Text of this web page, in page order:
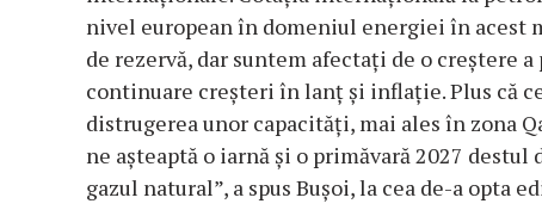
nivel european în domeniul energiei în acest
de rezervă, dar suntem afectaţi de o creştere
continuare creşteri în lanţ şi inflaţie. Plus că
distrugerea unor capacităţi, mai ales în zona
ne aşteaptă o iarnă şi o primăvară 2027
gazul natural”, a spus Buşoi, la cea de-a opta